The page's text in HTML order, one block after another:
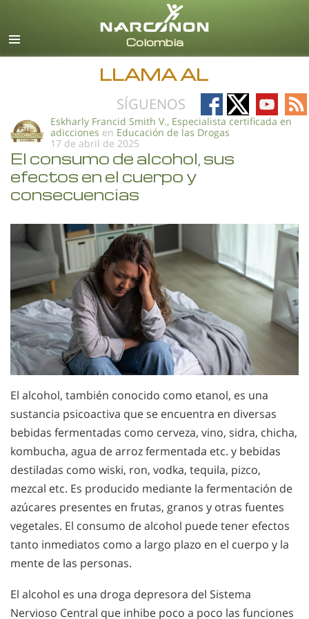
Español
Todas las Regiones/Idiomas
LLAMA AL
SÍGUENOS
Follow
on
Facebook
Follow
on
Follow
on
on
Eskharly Francid Smith V., Especialista certificada en
adicciones en Educación de las Drogas
17 de abril de 2025
El consumo de alcohol, sus
efectos en el cuerpo y
consecuencias
El alcohol, también conocido como etanol, es una
sustancia psicoactiva que se encuentra en diversas
bebidas fermentadas como cerveza, vino, sidra, chicha,
kombucha, agua de arroz fermentada etc. y bebidas
destiladas como wiski, ron, vodka, tequila, pizco,
mezcal etc. Es producido mediante la fermentación de
azúcares presentes en frutas, granos y otras fuentes
vegetales. El consumo de alcohol puede tener efectos
tanto inmediatos como a largo plazo en el cuerpo y la
mente de las personas.
El alcohol es una droga depresora del Sistema
Nervioso Central que inhibe poco a poco las funciones